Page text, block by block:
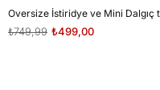
₺499,00
₺749,99